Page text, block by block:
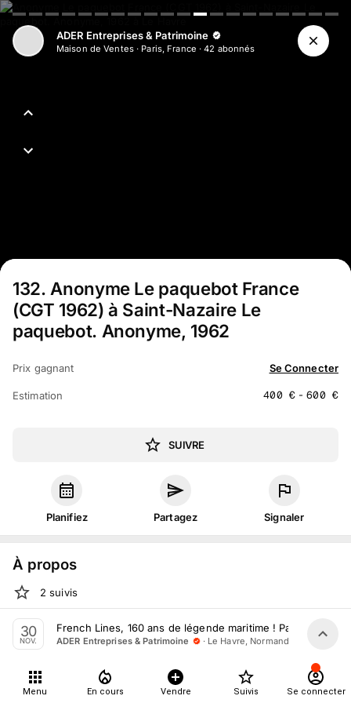
ADER Entreprises & Patrimoine
Maison de Ventes· Paris, France ·42 abonnés
132. Anonyme Le paquebot France
(CGT 1962) à Saint-Nazaire Le
paquebot. Anonyme, 1962
Prix gagnant Se Connecter
Estimation 400 € -600 €
SUIVRE
Planifiez Partagez Signaler
À propos
2 suivis
Sam. 30 novembre 2024 à 14:00 - 18:00
Vente volontaireorganiséeparADER Entreprises &
En salle :
9 Rue Charles Porta, 76600 Le Havre, France
30
NOV.
French Lines, 160 ans de légende maritime ! Partie I
ADER Entreprises & Patrimoine · Le Havre, Normandie
Menu En cours Vendre Suivis Se connecter